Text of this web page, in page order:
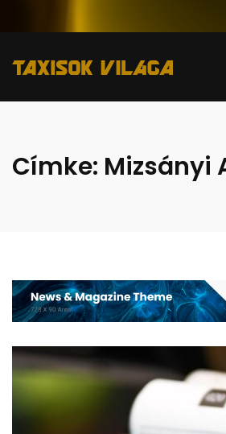
Címke: Mizsányi